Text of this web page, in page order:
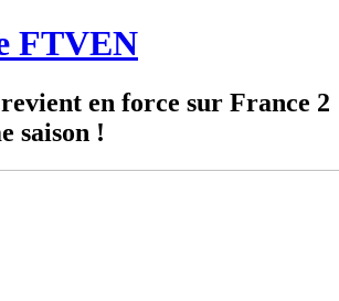
FTVEN
en force sur France 2
saison !